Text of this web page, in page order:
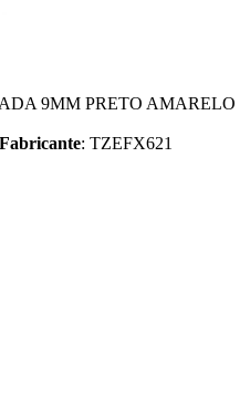
9MM PRETO AMARELO
: TZEFX621